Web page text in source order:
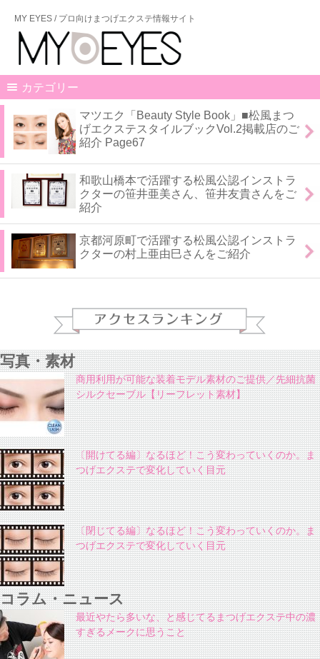
MY EYES / プロ向けまつげエクステ情報サイト
カテゴリー
マツエク「Beauty Style Book」■松風まつ
げエクステスタイルブックVol.2掲載店のご
紹介 Page67
和歌山橋本で活躍する松風公認インストラ
クターの笹井亜美さん、笹井友貴さんをご
紹介
京都河原町で活躍する松風公認インストラ
クターの村上亜由巳さんをご紹介
写真・素材
商用利用が可能な装着モデル素材のご提供／先細抗菌
シルクセーブル【リーフレット素材】
〔開けてる編〕なるほど！こう変わっていくのか。ま
つげエクステで変化していく目元
〔閉じてる編〕なるほど！こう変わっていくのか。ま
つげエクステで変化していく目元
コラム・ニュース
最近やたら多いな、と感じてるまつげエクステ中の濃
すぎるメークに思うこと